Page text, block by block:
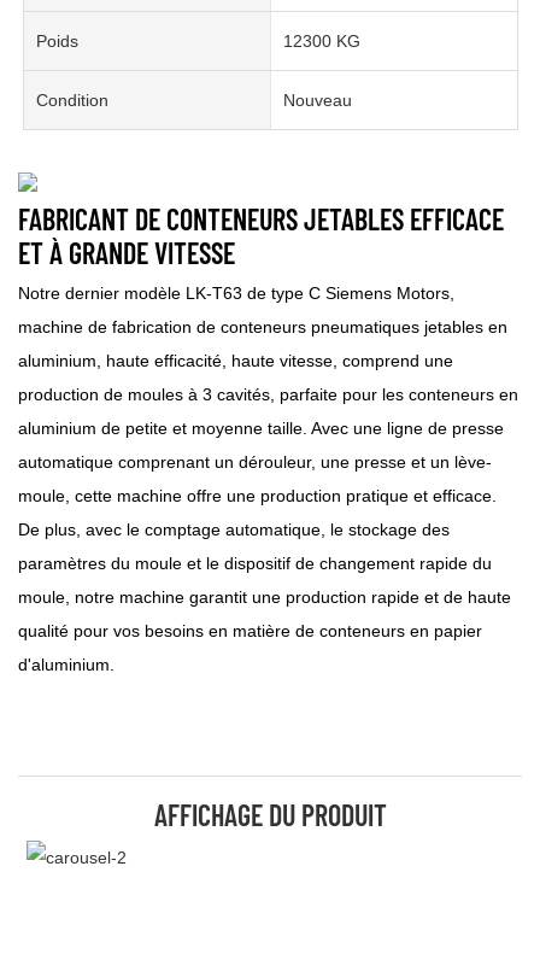
Poids 12300 KG
Condition Nouveau
FABRICANT DE CONTENEURS JETABLES EFFICACE
ET À GRANDE VITESSE
Notre dernier modèle LK-T63 de type C Siemens Motors,
machine de fabrication de conteneurs pneumatiques jetables en
aluminium, haute efficacité, haute vitesse, comprend une
production de moules à 3 cavités, parfaite pour les conteneurs en
aluminium de petite et moyenne taille. Avec une ligne de presse
automatique comprenant un dérouleur, une presse et un lève-
moule, cette machine offre une production pratique et efficace.
De plus, avec le comptage automatique, le stockage des
paramètres du moule et le dispositif de changement rapide du
moule, notre machine garantit une production rapide et de haute
qualité pour vos besoins en matière de conteneurs en papier
d'aluminium.
AFFICHAGE DU PRODUIT